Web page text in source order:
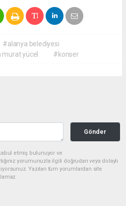
#alanya belediyesi
yücel #konser
Gönder
etmiş bulunuyor ve
yorumunuzla ilgili doğrudan veya dolaylı
Yazılan tüm yorumlardan site